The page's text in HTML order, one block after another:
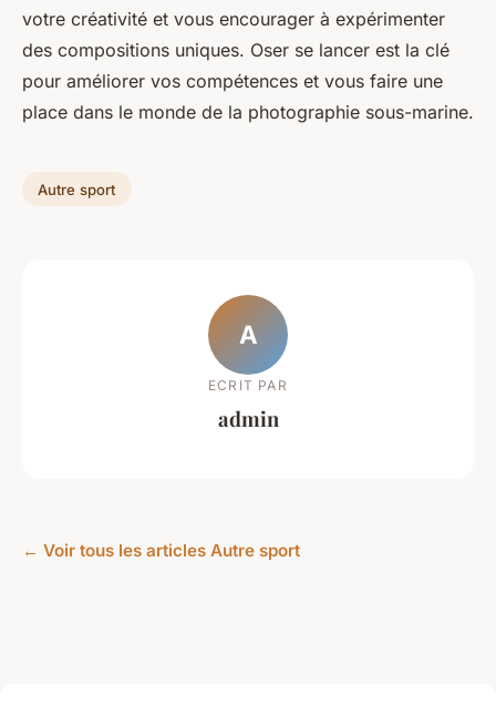
votre créativité et vous encourager à expérimenter
des compositions uniques. Oser se lancer est la clé
pour améliorer vos compétences et vous faire une
place dans le monde de la photographie sous-marine.
Autre sport
A
ECRIT PAR
admin
← Voir tous les articles Autre sport